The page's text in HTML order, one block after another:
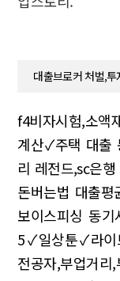
대출브로커 처벌,
f4비자시험,소액
계산✓주택 대출
리 레전드,sc은행
돈버는법 대출
보이스피싱 동기
5✓일상툰✓라이
전공자,부업거리